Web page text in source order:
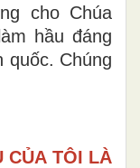
cho Chúa
hầu đáng
quốc. Chúng
CỦA TÔI LÀ